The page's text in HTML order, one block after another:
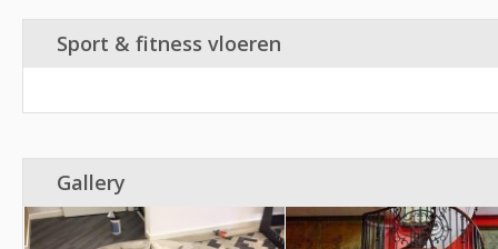
Sport & fitness vloeren
Gallery